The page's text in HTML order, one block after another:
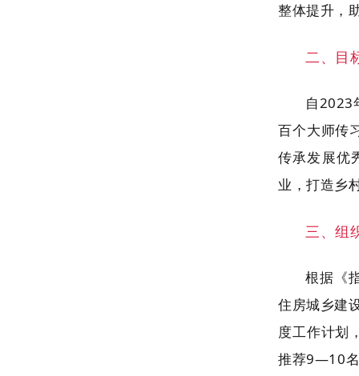
整体提升，
二、目
自2023
百个大师传
传承发展优
业，打造乡
三、组
根据《
住房城乡建
度工作计划
推荐9—10名